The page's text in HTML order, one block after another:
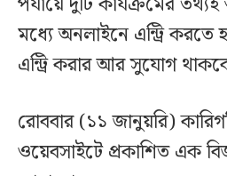
মধ্যে অনলাইনে এন্ট্রি করতে
এন্ট্রি করার আর সুযোগ
রোববার (১১ জানুয়রি)
ওয়েবসাইটে প্রকাশিত এক